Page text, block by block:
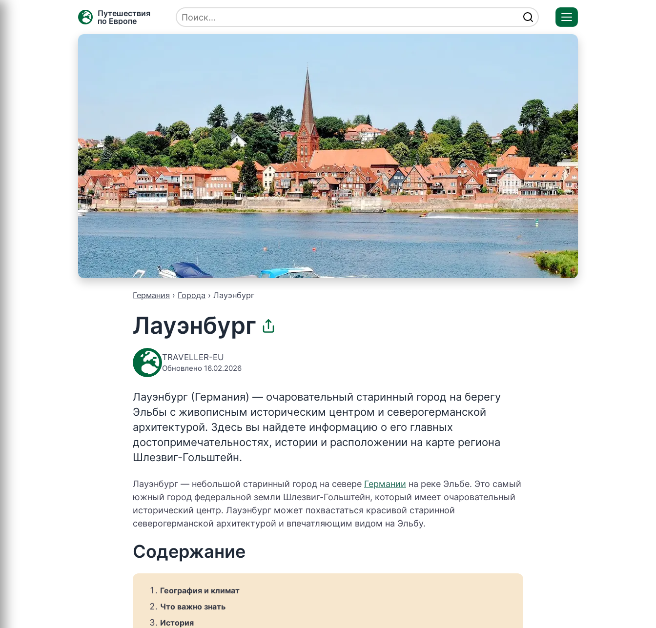
Путешествия
по Европе
Открыть
меню
Германия Города Лауэнбург
Лауэнбург
TRAVELLER-EU
Обновлено 16.02.2026
Лауэнбург (Германия) — очаровательный старинный город на берегу
Эльбы с живописным историческим центром и северогерманской
архитектурой. Здесь вы найдете информацию о его главных
достопримечательностях, истории и расположении на карте региона
Шлезвиг-Гольштейн.
Лауэнбург — небольшой старинный город на севере Германии на реке Эльбе. Это самый
южный город федеральной земли Шлезвиг-Гольштейн, который имеет очаровательный
исторический центр. Лауэнбург может похвастаться красивой старинной
северогерманской архитектурой и впечатляющим видом на Эльбу.
Содержание
География и климат
Что важно знать
История